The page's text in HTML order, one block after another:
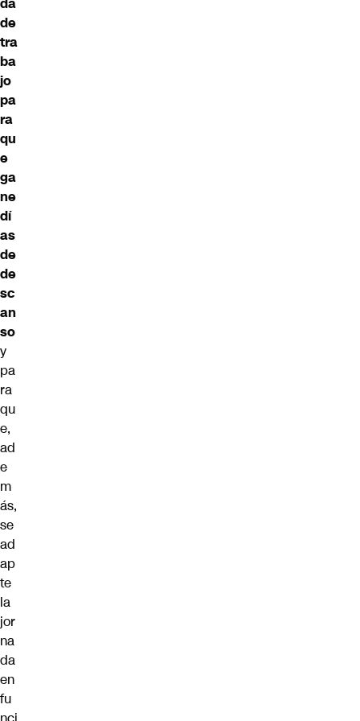
de
tra
ba
jo
pa
ra
qu
e
ga
ne
dí
as
de
de
sc
an
so
y
pa
ra
qu
e,
ad
e
m
ás,
se
ad
ap
te
la
jor
na
da
en
fu